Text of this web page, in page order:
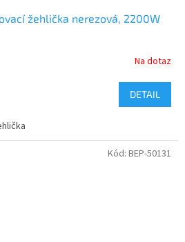
žehlička nerezová, 2200W
Na dotaz
DETAIL
Kód: BEP-50131